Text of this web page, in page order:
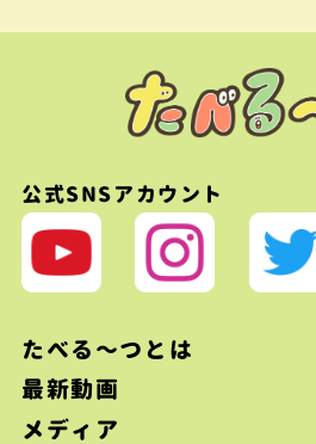
公式SNSアカウント
たべる〜つとは
最新動画
メディア